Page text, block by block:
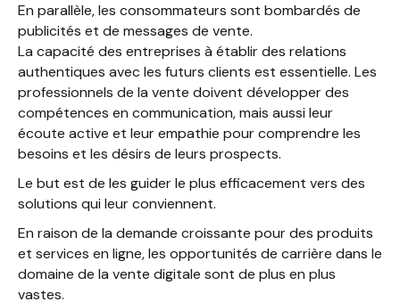
En parallèle, les consommateurs sont bombardés de
publicités et de messages de vente.
La capacité des entreprises à établir des relations
authentiques avec les futurs clients est essentielle. Les
professionnels de la vente doivent développer des
compétences en communication, mais aussi leur
écoute active et leur empathie pour comprendre les
besoins et les désirs de leurs prospects.
Le but est de les guider le plus efficacement vers des
solutions qui leur conviennent.
En raison de la demande croissante pour des produits
et services en ligne, les opportunités de carrière dans le
domaine de la vente digitale sont de plus en plus
vastes.